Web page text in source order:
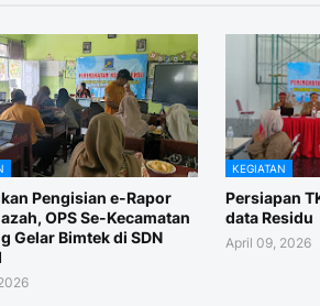
Pengisian e-Rapor
OPS Se-Kecamatan
Gelar Bimtek di SDN
KEGIATAN
Persiapan
data Residu
April 09, 2026